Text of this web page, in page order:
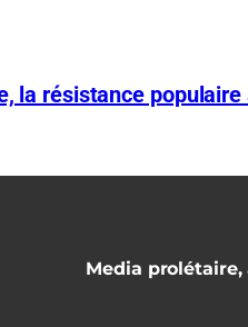
la résistance populaire
Media